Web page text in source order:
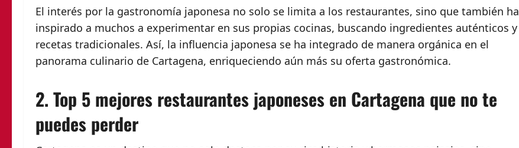
El interés por la gastronomía japonesa no solo se limita a los restaurantes, sino que también ha
inspirado a muchos a experimentar en sus propias cocinas, buscando ingredientes auténticos y
recetas tradicionales. Así, la influencia japonesa se ha integrado de manera orgánica en el
panorama culinario de Cartagena, enriqueciendo aún más su oferta gastronómica.
2. Top 5 mejores restaurantes japoneses en Cartagena que no te
puedes perder